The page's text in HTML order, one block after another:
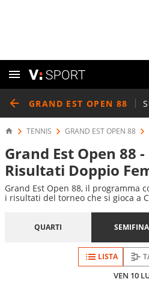
GRAND EST OPEN 88
TENNIS GRAND EST OPEN 88
Grand Est Open 88
Risultati Doppio
Grand Est Open 88, il programma
i risultati del torneo che si gioca a
QUARTI
LISTA
VEN 10